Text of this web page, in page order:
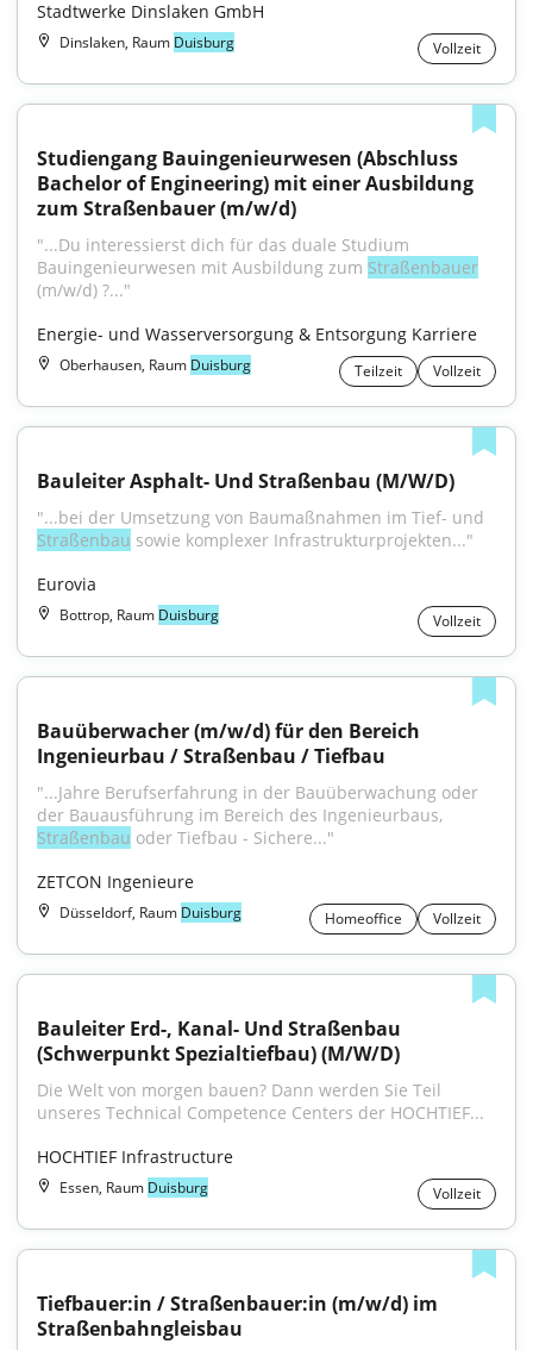
Stadtwerke Dinslaken GmbH
Dinslaken, Raum Duisburg Vollzeit
Studiengang Bauingenieurwesen (Abschluss
Bachelor of Engineering) mit einer Ausbildung
zum Straßenbauer (m/w/d)
"...Du interessierst dich für das duale Studium
Bauingenieurwesen mit Ausbildung zum Straßenbauer
(m/w/d) ?..."
Energie- und Wasserversorgung & Entsorgung Karriere
Oberhausen, Raum Duisburg Teilzeit Vollzeit
Bauleiter Asphalt- Und Straßenbau (M/W/D)
Straßenbau sowie komplexer Infrastrukturprojekten..."
Eurovia
Bottrop, Raum Duisburg Vollzeit
Bauüberwacher (m/w/d) für den Bereich
Ingenieurbau / Straßenbau / Tiefbau
"...Jahre Berufserfahrung in der Bauüberwachung oder
Straßenbau oder Tiefbau - Sichere..."
ZETCON Ingenieure
Düsseldorf, Raum Duisburg Homeoffice Vollzeit
Bauleiter Erd-, Kanal- Und Straßenbau
(Schwerpunkt Spezialtiefbau) (M/W/D)
Die Welt von morgen bauen? Dann werden Sie Teil
unseres Technical Competence Centers der HOCHTIEF...
HOCHTIEF Infrastructure
Essen, Raum Duisburg Vollzeit
Tiefbauer:in / Straßenbauer:in (m/w/d) im
Straßenbahngleisbau